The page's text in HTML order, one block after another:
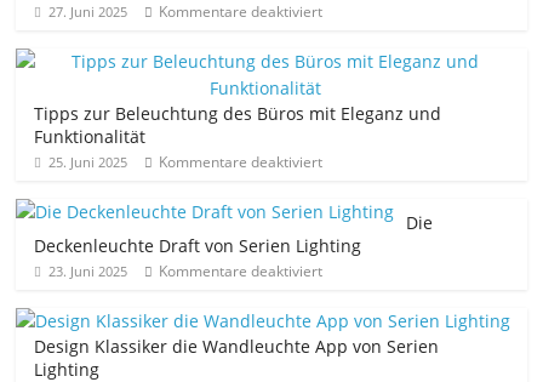
27. Juni 2025 Kommentare deaktiviert
Tipps zur Beleuchtung des Büros mit Eleganz und
Funktionalität
25. Juni 2025 Kommentare deaktiviert
Die
Deckenleuchte Draft von Serien Lighting
23. Juni 2025 Kommentare deaktiviert
Design Klassiker die Wandleuchte App von Serien
Lighting